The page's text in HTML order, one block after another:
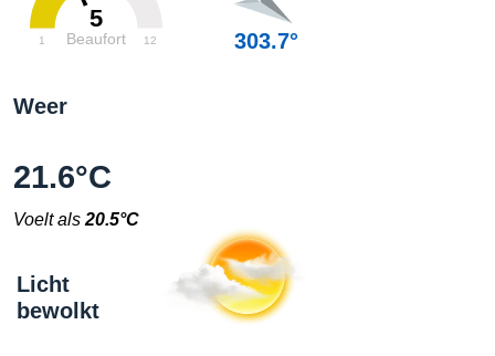
5
Beaufort
1 12 303.7°
Weer
21.6°C
Voelt als 20.5°C
Licht
bewolkt